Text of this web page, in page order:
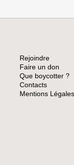
Rejoindre
Faire un don
Que boycotter ?
Contacts
Mentions Légales